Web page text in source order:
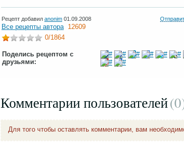
Рецепт добавил anonim 01.09.2008
Все рецепты автора 12609
0/1864
Поделись рецептом с
друзьями:
Комментарии пользователей(0
Для того чтобы оставлять комментарии, вам